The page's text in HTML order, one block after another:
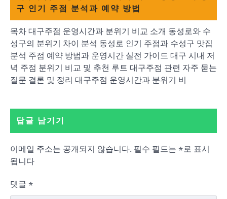
구 인기 주점 분석과 예약 방법
목차 대구주점 운영시간과 분위기 비교 소개 동성로와 수
성구의 분위기 차이 분석 동성로 인기 주점과 수성구 맛집
분석 주점 예약 방법과 운영시간 실전 가이드 대구 시내 저
녁 주점 분위기 비교 및 추천 루트 대구주점 관련 자주 묻는
질문 결론 및 정리 대구주점 운영시간과 분위기 비
답글 남기기
이메일 주소는 공개되지 않습니다. 필수 필드는 *로 표시
됩니다
댓글 *